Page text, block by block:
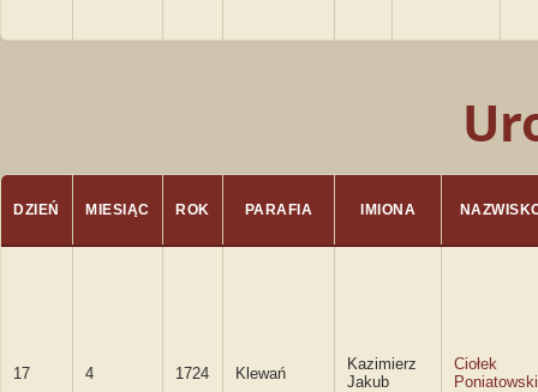
DZIEŃ MIESIĄC ROK PARAFIA IMIONA
17 4 1724 Klewań
Kazimierz
Jakub
Ciołek
Poniatowski